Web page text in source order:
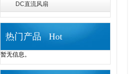
DC直流风扇
热门产品 Hot
暂无信息。